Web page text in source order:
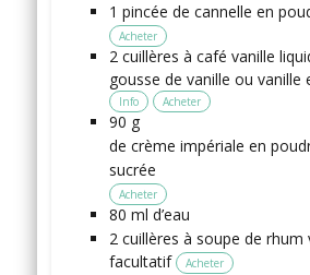
1 pincée de cannelle en
Acheter
2 cuillères à café vanille
gousse de vanille ou vanille
Info Acheter
90 g
de crème impériale en
sucrée
Acheter
80 ml d’eau
2 cuillères à soupe de rhum
facultatif
Acheter